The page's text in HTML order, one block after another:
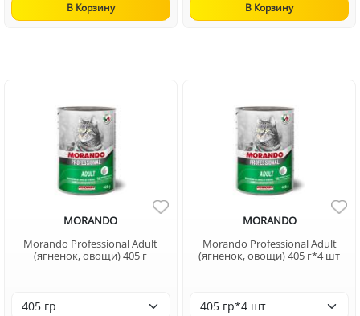
В Корзину В Корзину
MORANDO
Morando Professional Adult
(ягненок, овощи) 405 г
MORANDO
Morando Professional Adult
(ягненок, овощи) 405 г*4 шт